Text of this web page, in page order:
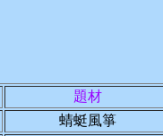
題材
蜻蜓風箏